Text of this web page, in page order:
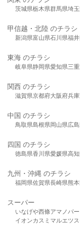
茨城県栃木県群馬県埼
甲信越・北陸 のチラシ
新潟県富山県石川県福
東海 のチラシ
岐阜県静岡県愛知県三
関西 のチラシ
滋賀県京都府大阪府兵
中国 のチラシ
鳥取県島根県岡山県広
四国 のチラシ
徳島県香川県愛媛県高
九州・沖縄 のチラシ
福岡県佐賀県長崎県熊
スーパー
いなげや西條アマノパ
イオンカスミ マルエツ